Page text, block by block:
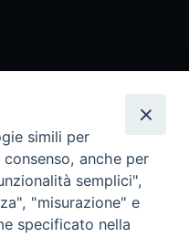
simili per
anche per
semplici",
"misurazione" e
specificato nella